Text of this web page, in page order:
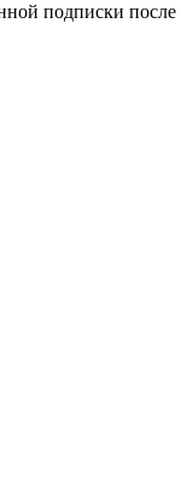
подписки после